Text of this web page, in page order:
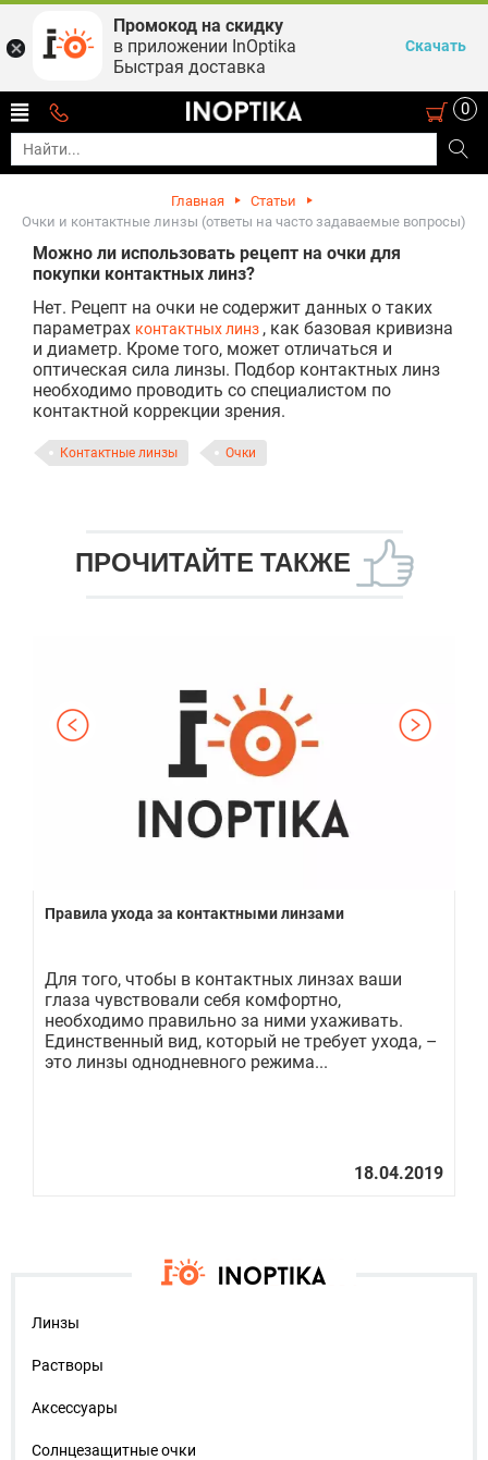
0
Главная
Статьи
Очки и контактные линзы (ответы на часто задаваемые вопросы)
Можно ли использовать рецепт на очки для
покупки контактных линз?
Нет. Рецепт на очки не содержит данных о таких
параметрах контактных линз , как базовая кривизна
и диаметр. Кроме того, может отличаться и
оптическая сила линзы. Подбор контактных линз
необходимо проводить со специалистом по
контактной коррекции зрения.
Контактные линзы Очки
ПРОЧИТАЙТЕ ТАКЖЕ
Правила ухода за контактными линзами
Для того, чтобы в контактных линзах ваши
глаза чувствовали себя комфортно,
необходимо правильно за ними ухаживать.
Единственный вид, который не требует ухода, –
это линзы однодневного режима...
Линзы
Растворы
Аксессуары
Солнцезащитные очки
Промокод на скидку
в приложении InOptika
Быстрая доставка
Скачать